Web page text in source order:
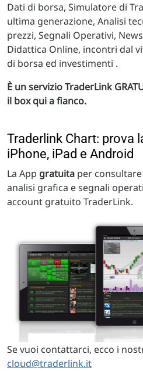
Dati di borsa, Simulatore di
ultima generazione, Analisi
prezzi, Segnali Operativi,
Didattica Online, incontri dal
di borsa ed investimenti .
È un servizio TraderLink
il box qui a fianco.
Traderlink Chart: prova
iPhone, iPad e Android
La App gratuita per
analisi grafica e segnali
account gratuito TraderLink.
Se vuoi contattarci, ecco i
cloud@traderlink.it